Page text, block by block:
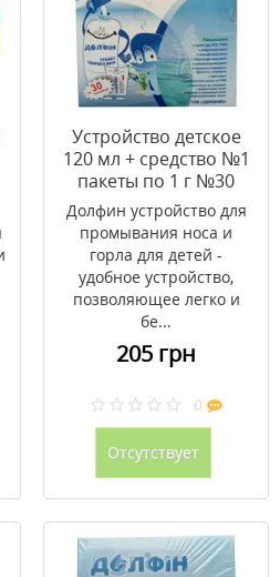
Устройство детское
120 мл + средство №1
пакеты по 1 г №30
Долфин устройство для
промывания носа и
горла для детей -
удобное устройство,
позволяющее легко и
бе...
205 грн
0
Отсутствует